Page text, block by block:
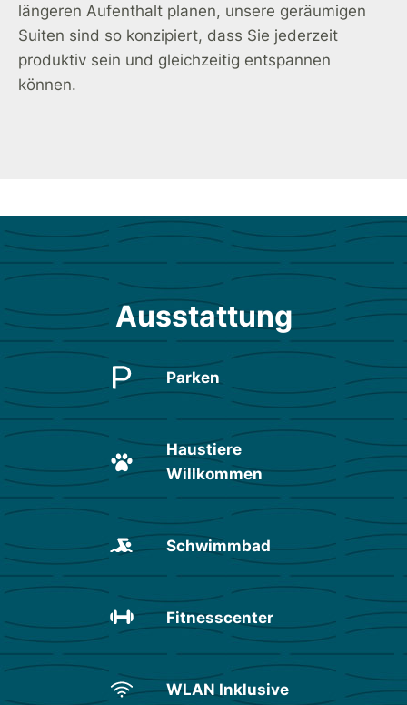
längeren Aufenthalt planen, unsere geräumigen
Suiten sind so konzipiert, dass Sie jederzeit
produktiv sein und gleichzeitig entspannen
können.
Ausstattung
Parken
Haustiere
Willkommen
Schwimmbad
Fitnesscenter
WLAN Inklusive